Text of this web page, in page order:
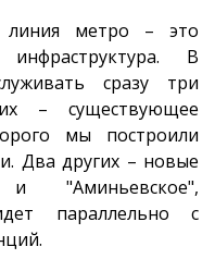
метро – это
В
сразу три
– существующее
мы построили
Два других – новые
"Аминьевское",
параллельно с